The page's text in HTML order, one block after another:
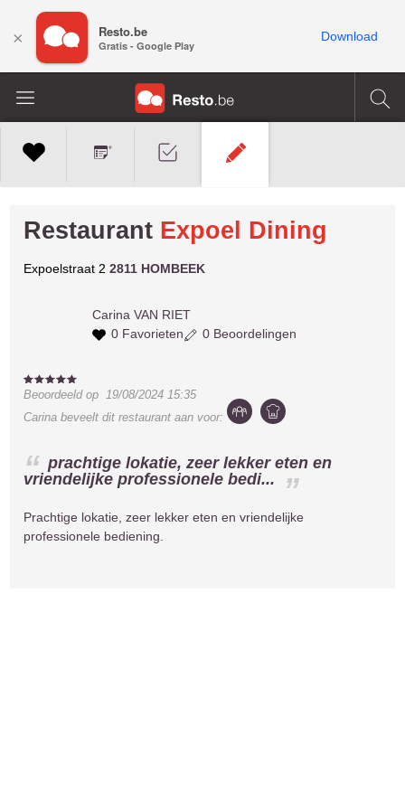
Restaurant Expoel Dining
Expoelstraat 22811 HOMBEEK
Carina VAN RIET
0 Favorieten
0 Beoordelingen
Beoordeeld op19/08/2024 15:35
Carina beveelt dit restaurant aan voor:
prachtige lokatie, zeer lekker eten en
vriendelijke professionele bedi...
Prachtige lokatie, zeer lekker eten en vriendelijke
professionele bediening.
× Resto.be
Gratis - Google Play
Download